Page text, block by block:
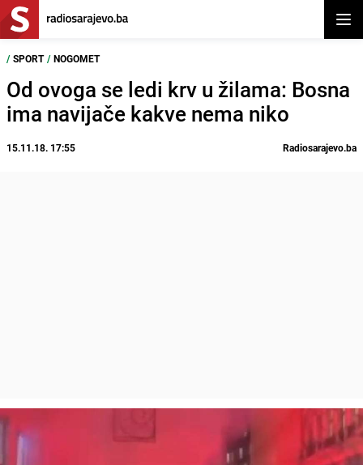
/ SPORT / NOGOMET
Od ovoga se ledi krv u žilama: Bosna
ima navijače kakve nema niko
15.11.18. 17:55 Radiosarajevo.ba